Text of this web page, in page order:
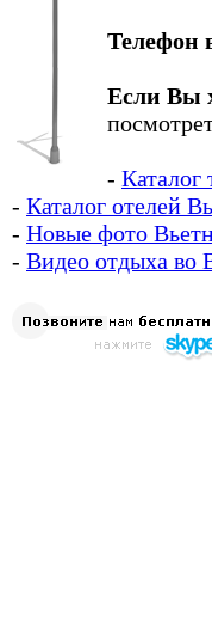
Телефон
Если Вы
- Каталог
- Каталог отелей
- Новые фото
- Видео отдыха во